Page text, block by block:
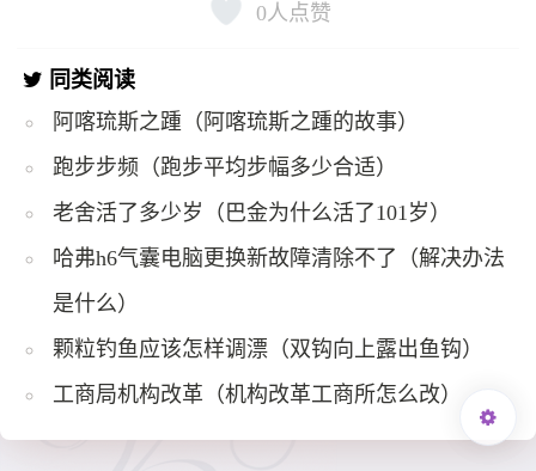
0人点赞
同类阅读
阿喀琉斯之踵（阿喀琉斯之踵的故事）
跑步步频（跑步平均步幅多少合适）
老舍活了多少岁（巴金为什么活了101岁）
哈弗h6气囊电脑更换新故障清除不了（解决办法
是什么）
颗粒钓鱼应该怎样调漂（双钩向上露出鱼钩）
工商局机构改革（机构改革工商所怎么改）